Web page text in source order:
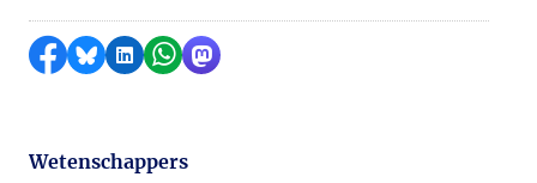
Delen op Facebook
Delen via Bluesky
Delen op LinkedIn
Delen via WhatsApp
Delen via Mastodon
Wetenschappers